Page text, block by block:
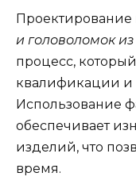
Проектирование
и головоломок
процесс,
квалификации и
Использование
обеспечивает
изделий, что
время.